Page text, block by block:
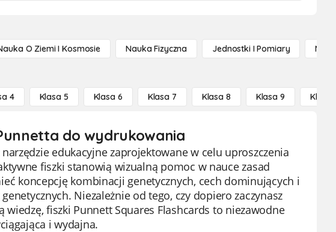
O Ziemi I Kosmosie Nauka Fizyczna Jednostki I Pomiary
4 Klasa 5 Klasa 6 Klasa 7 Klasa 8 Klasa 9 Klasa
do wydrukowania
edukacyjne zaprojektowane w celu uproszczenia
fiszki stanowią wizualną pomoc w nauce zasad
koncepcję kombinacji genetycznych, cech dominujących i
Niezależnie od tego, czy dopiero zaczynasz
wiedzę, fiszki Punnett Squares Flashcards to niezawodne
i wydajna.